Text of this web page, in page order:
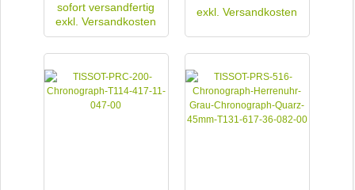
sofort versandfertig
exkl.Versandkosten
exkl.Versandkosten